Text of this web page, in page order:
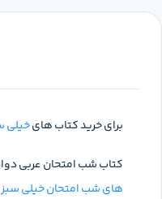
برای خرید کتاب هایخیلی
کتاب شب امتحان عربی
های شب امتحان خیلی سبز